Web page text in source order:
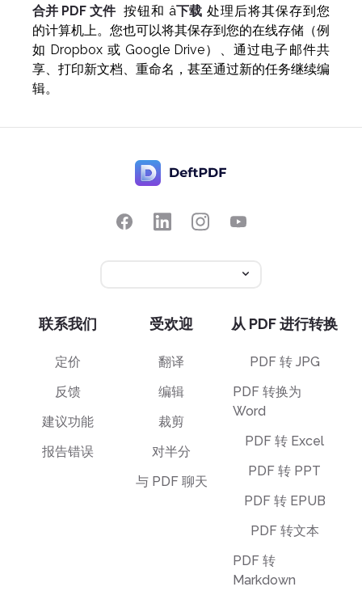
合并 PDF 文件 按钮和 â下载 处理后将其保存到您
的计算机上。您也可以将其保存到您的在线存储（例
如 Dropbox 或 Google Drive）、通过电子邮件共
享、打印新文档、重命名，甚至通过新的任务继续编
辑。
联系我们
定价
反馈
建议功能
报告错误
受欢迎
翻译
编辑
裁剪
对半分
与 PDF 聊天
从 PDF 进行转换
PDF 转 JPG
PDF 转换为
Word
PDF 转 Excel
PDF 转 PPT
PDF 转 EPUB
PDF 转文本
PDF 转
Markdown